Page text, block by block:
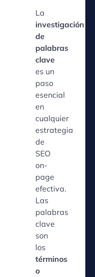
La
investigación
de
palabras
clave
es un
paso
esencial
en
cualquier
estrategia
de
SEO
on-
page
efectiva.
Las
palabras
clave
son
los
términos
o